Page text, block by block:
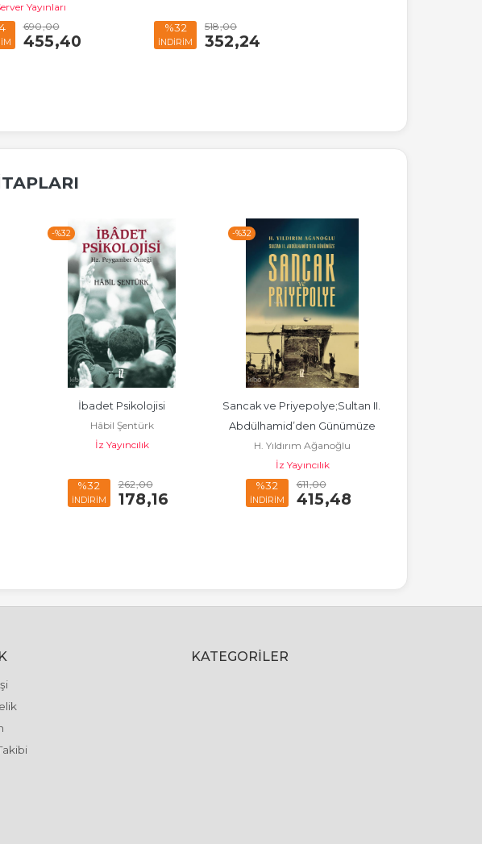
Yayınları
690,00
455,40
%32
İNDİRİM
518,00
352,24
-%32
İbadet Psikolojisi
Hâbil Şentürk
İz Yayıncılık
%32
İNDİRİM
262,00
178,16
-%32
Sancak ve Priyepolye;Sultan II.
Abdülhamid’den Günümüze
H. Yıldırım Ağanoğlu
İz Yayıncılık
%32
İNDİRİM
611,00
415,48
KATEGORILER